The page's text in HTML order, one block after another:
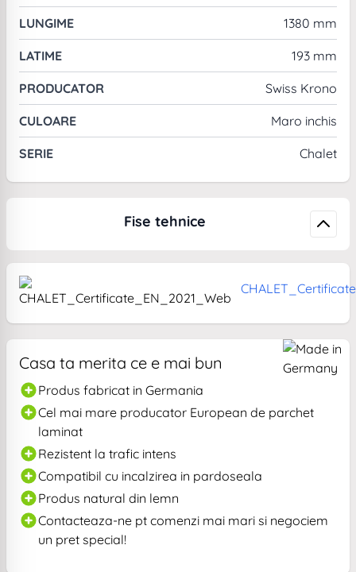
LUNGIME 1380 mm
LATIME 193 mm
PRODUCATOR Swiss Krono
CULOARE Maro inchis
SERIE Chalet
Fise tehnice
Casa ta merita ce e mai bun
Produs fabricat in Germania
Cel mai mare producator European de parchet
laminat
Rezistent la trafic intens
Compatibil cu incalzirea in pardoseala
Produs natural din lemn
Contacteaza-ne pt comenzi mai mari si negociem
un pret special!